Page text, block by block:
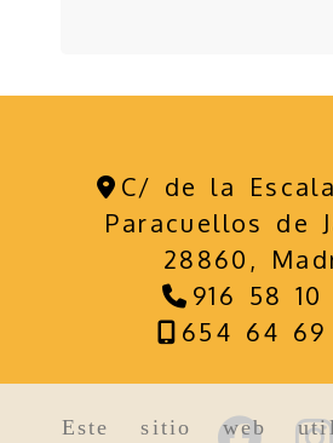
Este sitio web
C/ de la
Paracuellos de
28860,
916 58 10
654 64 69